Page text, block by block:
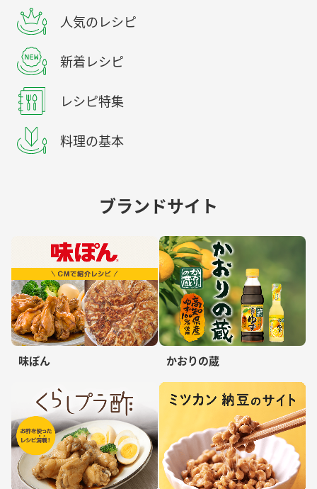
人気のレシピ
新着レシピ
レシピ特集
料理の基本
ブランドサイト
味ぽん かおりの蔵